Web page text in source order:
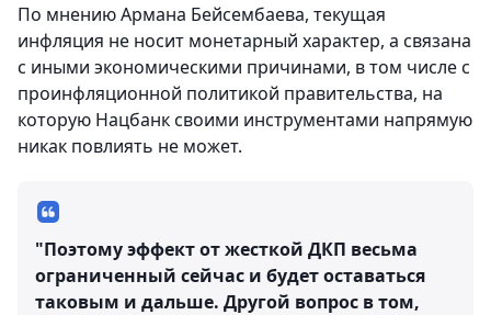
По мнению Армана Бейсембаева, текущая
инфляция не носит монетарный характер, а связана
с иными экономическими причинами, в том числе с
проинфляционной политикой правительства, на
которую Нацбанк своими инструментами напрямую
никак повлиять не может.
"Поэтому эффект от жесткой ДКП весьма
ограниченный сейчас и будет оставаться
таковым и дальше. Другой вопрос в том,